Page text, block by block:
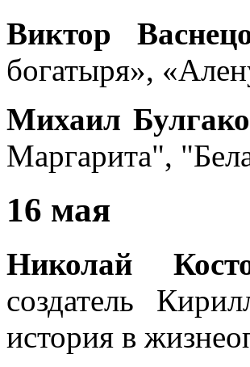
Виктор
богатыря»,
Михаил
Маргарита",
16 мая
Николай
создатель
история в